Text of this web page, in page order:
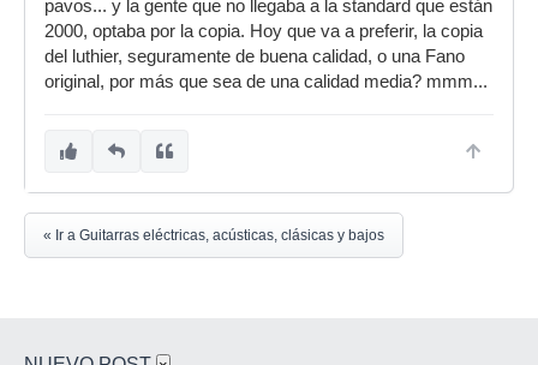
pavos... y la gente que no llegaba a la standard que están
2000, optaba por la copia. Hoy que va a preferir, la copia
del luthier, seguramente de buena calidad, o una Fano
original, por más que sea de una calidad media? mmm...
« Ir a Guitarras eléctricas, acústicas, clásicas y bajos